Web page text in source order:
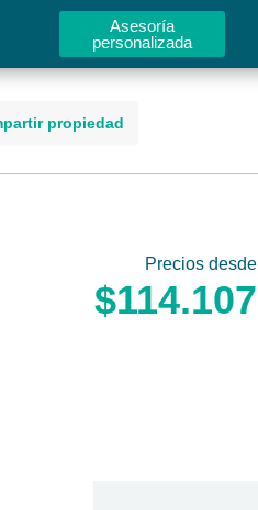
Asesoría
personalizada
propiedad
Precios desde
$114.107